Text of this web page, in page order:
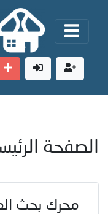
الصفحة
محرك بحث